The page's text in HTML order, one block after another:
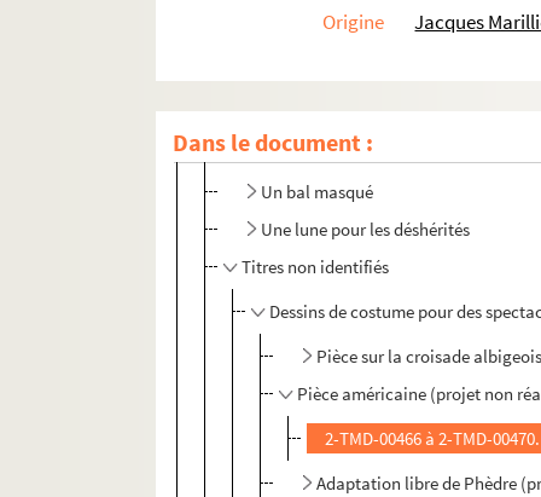
Origine
Jacques
Dans le document :
Point A
Le roi-cerf
Tosca
Un bal masqué
Une lune pour les déshérités
Titres non identifiés
Dessins de costume pour des
Pièce sur la croisade
Pièce américaine (projet non
2-TMD-00466 à 2-TMD-
Adaptation libre de Phèdre